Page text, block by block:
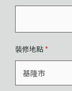
裝修地點 *